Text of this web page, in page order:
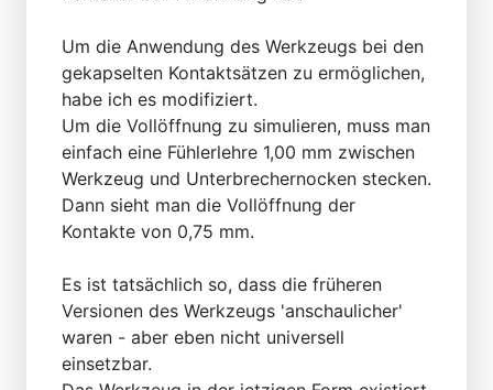
Um die Anwendung des Werkzeugs bei den
gekapselten Kontaktsätzen zu ermöglichen,
habe ich es modifiziert.
Um die Vollöffnung zu simulieren, muss man
einfach eine Fühlerlehre 1,00 mm zwischen
Werkzeug und Unterbrechernocken stecken.
Dann sieht man die Vollöffnung der
Kontakte von 0,75 mm.
Es ist tatsächlich so, dass die früheren
Versionen des Werkzeugs 'anschaulicher'
waren - aber eben nicht universell
einsetzbar.